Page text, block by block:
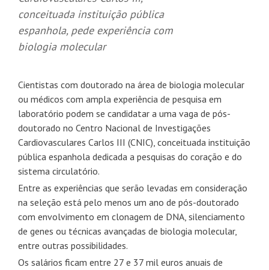
conceituada instituição pública
espanhola, pede experiência com
biologia molecular
Cientistas com doutorado na área de biologia molecular
ou médicos com ampla experiência de pesquisa em
laboratório podem se candidatar a uma vaga de pós-
doutorado no Centro Nacional de Investigações
Cardiovasculares Carlos III (CNIC), conceituada instituição
pública espanhola dedicada a pesquisas do coração e do
sistema circulatório.
Entre as experiências que serão levadas em consideração
na seleção está pelo menos um ano de pós-doutorado
com envolvimento em clonagem de DNA, silenciamento
de genes ou técnicas avançadas de biologia molecular,
entre outras possibilidades.
Os salários ficam entre 27 e 37 mil euros anuais de